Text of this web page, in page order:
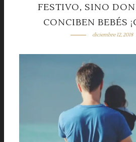
FESTIVO, SINO
CONCIBEN BEBÉS
diciembre 12, 2018